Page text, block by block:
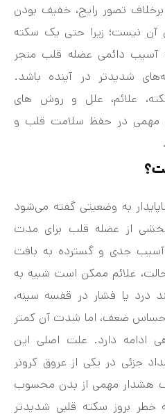
تصور رایج، خفیف بودن
آن نیست؛ زیرا حتی یک سکته
آسیب دائمی عضله قلب منجر
شدیدتر در آینده باشد.
علائم، علل و روش های
در حفظ سلامت قلب و
به وضعیتی گفته می‌شود
از عضله قلب برای مدت
آسیب جدی و گسترده به بافت
علائم ممکن است شبیه به
درد یا فشار در قفسه سینه،
ضعف، اما شدت آن کمتر
ادامه دارد. علت اصلی این
جزئی در یکی از عروق کرونر
هشدار مهمی از بدن محسوب
بروز سکته قلبی شدیدتر